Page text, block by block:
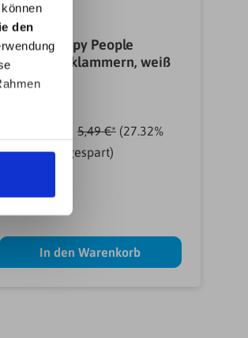
den
Happy People
Tischtuchklammern, weiß
5,49 €* (27.32%
gespart)
In den Warenkorb